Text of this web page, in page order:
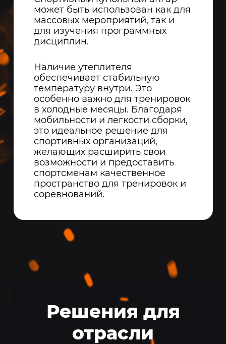
может быть использован как для
массовых мероприятий, так и
для изучения программных
дисциплин.
Наличие утеплителя
обеспечивает стабильную
температуру внутри. Это
особенно важно для тренировок
в холодные месяцы. Благодаря
мобильности и легкости сборки,
это идеальное решение для
спортивных организаций,
желающих расширить свои
возможности и предоставить
спортсменам качественное
пространство для тренировок и
соревнований.
Решения для
отрасли